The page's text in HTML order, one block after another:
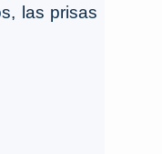
las prisas